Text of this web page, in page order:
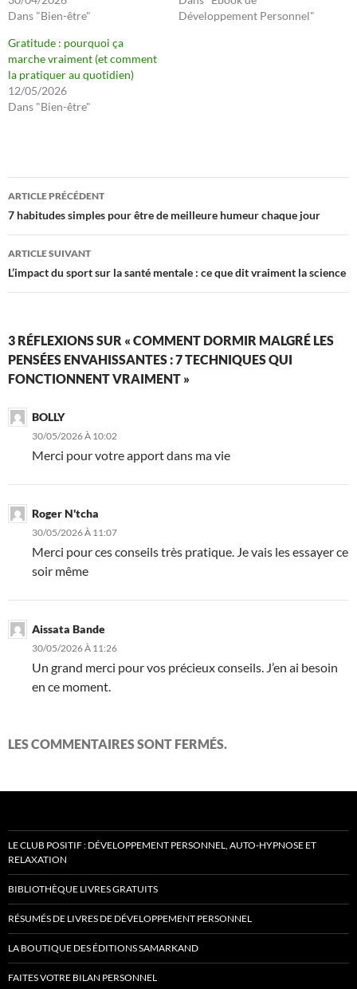
Dans "Bien-être"
Développement Personnel"
Gratitude : pourquoi ça
marche vraiment (et comment
la pratiquer au quotidien)
12/05/2026
Dans "Bien-être"
Navigation
des
articles
ARTICLE PRÉCÉDENT
7 habitudes simples pour être de meilleure humeur chaque jour
ARTICLE SUIVANT
L’impact du sport sur la santé mentale : ce que dit vraiment la science
3 RÉFLEXIONS SUR « COMMENT DORMIR MALGRÉ LES
PENSÉES ENVAHISSANTES : 7 TECHNIQUES QUI
FONCTIONNENT VRAIMENT »
BOLLY
30/05/2026 À 10:02
Merci pour votre apport dans ma vie
Roger N'tcha
30/05/2026 À 11:07
Merci pour ces conseils très pratique. Je vais les essayer ce
soir même
Aissata Bande
30/05/2026 À 11:26
Un grand merci pour vos précieux conseils. J’en ai besoin
en ce moment.
LES COMMENTAIRES SONT FERMÉS.
LE CLUB POSITIF : DÉVELOPPEMENT PERSONNEL, AUTO-HYPNOSE ET
RELAXATION
BIBLIOTHÈQUE LIVRES GRATUITS
RÉSUMÉS DE LIVRES DE DÉVELOPPEMENT PERSONNEL
LA BOUTIQUE DES ÉDITIONS SAMARKAND
FAITES VOTRE BILAN PERSONNEL